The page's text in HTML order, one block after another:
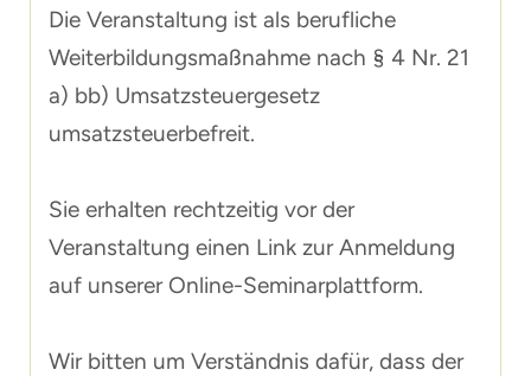
Die Veranstaltung ist als berufliche
Weiterbildungsmaßnahme nach § 4 Nr. 21
a) bb) Umsatzsteuergesetz
umsatzsteuerbefreit.
Sie erhalten rechtzeitig vor der
Veranstaltung einen Link zur Anmeldung
auf unserer Online-Seminarplattform.
Wir bitten um Verständnis dafür, dass der